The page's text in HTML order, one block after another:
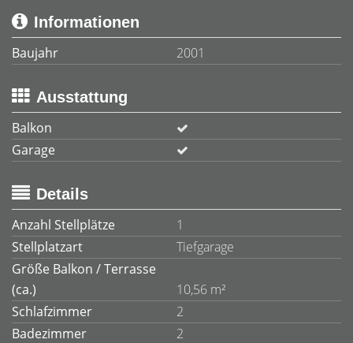
Informationen
Baujahr
2001
Ausstattung
Balkon
Garage
Details
Anzahl Stellplätze
1
Stellplatzart
Tiefgarage
Größe Balkon / Terrasse
(ca.)
10,56 m²
Schlafzimmer
2
Badezimmer
2